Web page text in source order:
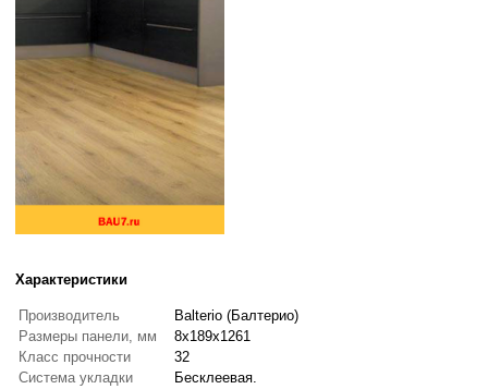
Характеристики
Производитель
Balterio (Балтерио)
Размеры панели, мм
8x189x1261
Класс прочности
32
Система укладки
Бесклеевая.